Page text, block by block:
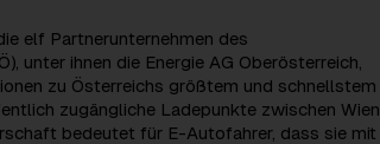
elf Partnerunternehmen des
unter ihnen die Energie AG Oberösterreich,
zu Österreichs größtem und schnellstem
zugängliche Ladepunkte zwischen Wien
bedeutet für E-Autofahrer, dass sie mit